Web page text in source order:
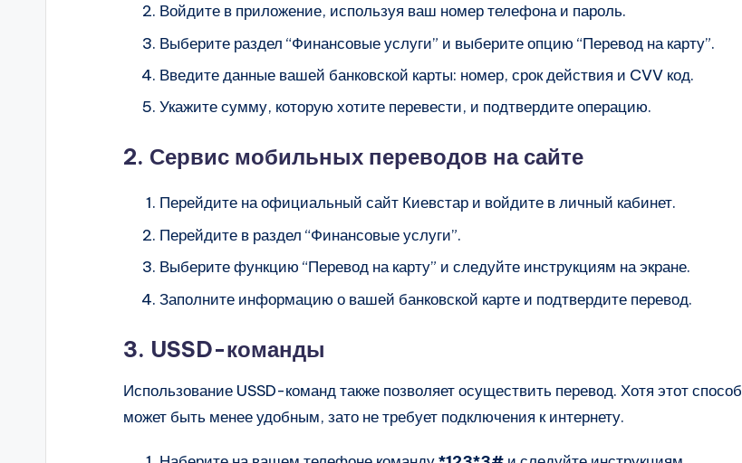
Войдите в приложение, используя ваш номер телефона и пароль.
Выберите раздел “Финансовые услуги” и выберите опцию “Перевод на карту”.
Введите данные вашей банковской карты: номер, срок действия и CVV код.
Укажите сумму, которую хотите перевести, и подтвердите операцию.
2. Сервис мобильных переводов на сайте
Перейдите на официальный сайт Киевстар и войдите в личный кабинет.
Перейдите в раздел “Финансовые услуги”.
Выберите функцию “Перевод на карту” и следуйте инструкциям на экране.
Заполните информацию о вашей банковской карте и подтвердите перевод.
3. USSD-команды
Использование USSD-команд также позволяет осуществить перевод. Хотя этот способ
может быть менее удобным, зато не требует подключения к интернету.